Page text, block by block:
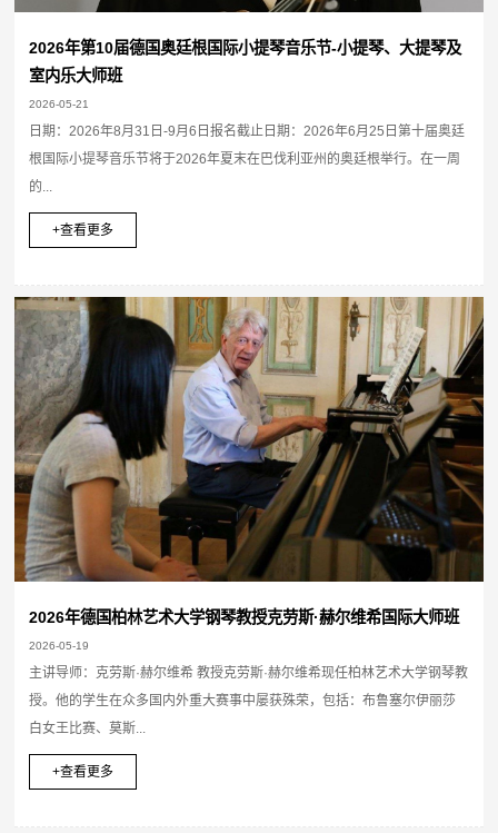
2026年第10届德国奥廷根国际小提琴音乐节-小提琴、大提琴及
室内乐大师班
2026-05-21
日期：2026年8月31日-9月6日报名截止日期：2026年6月25日第十届奥廷
根国际小提琴音乐节将于2026年夏末在巴伐利亚州的奥廷根举行。在一周
的...
+查看更多
2026年德国柏林艺术大学钢琴教授克劳斯·赫尔维希国际大师班
2026-05-19
主讲导师：克劳斯·赫尔维希 教授克劳斯·赫尔维希现任柏林艺术大学钢琴教
授。他的学生在众多国内外重大赛事中屡获殊荣，包括：布鲁塞尔伊丽莎
白女王比赛、莫斯...
+查看更多